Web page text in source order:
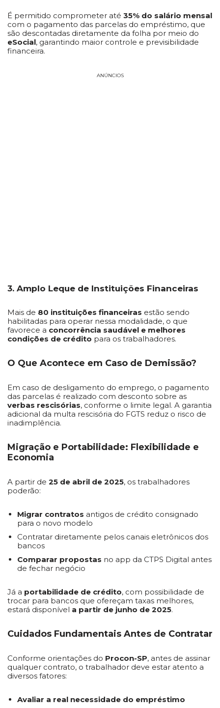
É permitido comprometer até 35% do salário mensal
com o pagamento das parcelas do empréstimo, que
são descontadas diretamente da folha por meio do
eSocial, garantindo maior controle e previsibilidade
financeira.
ANÚNCIOS
3. Amplo Leque de Instituições Financeiras
Mais de 80 instituições financeiras estão sendo
habilitadas para operar nessa modalidade, o que
favorece a concorrência saudável e melhores
condições de crédito para os trabalhadores.
O Que Acontece em Caso de Demissão?
Em caso de desligamento do emprego, o pagamento
das parcelas é realizado com desconto sobre as
verbas rescisórias, conforme o limite legal. A garantia
adicional da multa rescisória do FGTS reduz o risco de
inadimplência.
Migração e Portabilidade: Flexibilidade e
Economia
A partir de 25 de abril de 2025, os trabalhadores
poderão:
Migrar contratos antigos de crédito consignado
para o novo modelo
Contratar diretamente pelos canais eletrônicos dos
bancos
Comparar propostas no app da CTPS Digital antes
de fechar negócio
Já a portabilidade de crédito, com possibilidade de
trocar para bancos que ofereçam taxas melhores,
estará disponível a partir de junho de 2025.
Cuidados Fundamentais Antes de Contratar
Conforme orientações do Procon-SP, antes de assinar
qualquer contrato, o trabalhador deve estar atento a
diversos fatores:
Avaliar a real necessidade do empréstimo